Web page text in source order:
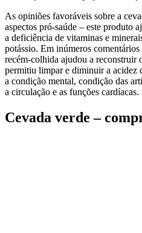
As opiniões favoráveis sobre a
aspectos pró-saúde – este produto
a deficiência de vitaminas e
potássio. Em inúmeros
recém-colhida ajudou a reconstruir
permitiu limpar e diminuir a acidez
a condição mental, condição das
a circulação e as funções cardíacas.
Cevada verde –